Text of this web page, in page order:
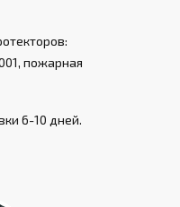
пожарная
6-10 дней.